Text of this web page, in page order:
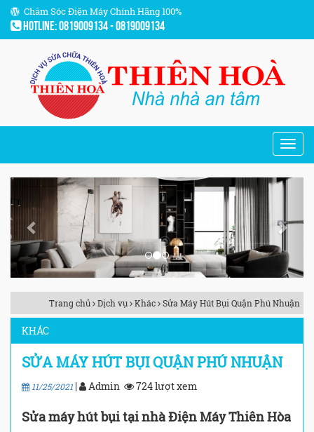
Chăm Sóc Điện Máy Chính Hãng 100%
Hotline: 0819009134 - 0819009134
Previous Next
Trang chủ Dịch vụ Khác Sửa Máy Hút Bụi Quận Phú Nhuận
KHÁC
SỬA MÁY HÚT BỤI QUẬN PHÚ NHUẬN
11/25/2021 | Admin 724 lượt xem
Sửa máy hút bụi tại nhà Điện Máy Thiên Hòa